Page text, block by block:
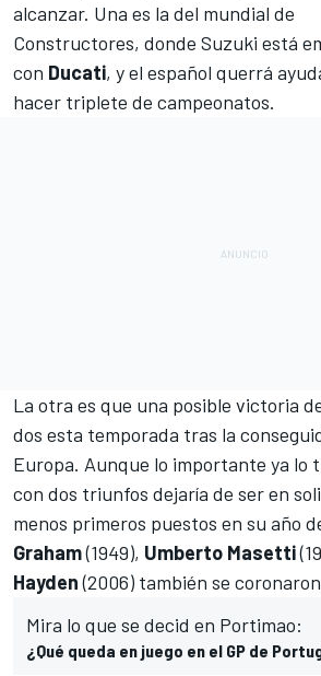
alcanzar. Una es la del mundial de
Constructores, donde Suzuki está
con Ducati, y el español querrá
hacer triplete de campeonatos.
La otra es que una posible victoria
dos esta temporada tras la
Europa. Aunque lo importante ya lo
con dos triunfos dejaría de ser en
menos primeros puestos en su año
Graham(1949), Umberto Masetti
Hayden(2006) también se
Mira lo que se decid en Portimao:
¿Qué queda en juego en el GP de